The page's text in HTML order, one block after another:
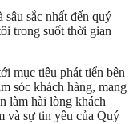
sắc nhất đến quý
trong suốt thời gian
mục tiêu phát tiển bên
sóc khách hàng, mang
làm hài lòng khách
và sự tin yêu của Quý